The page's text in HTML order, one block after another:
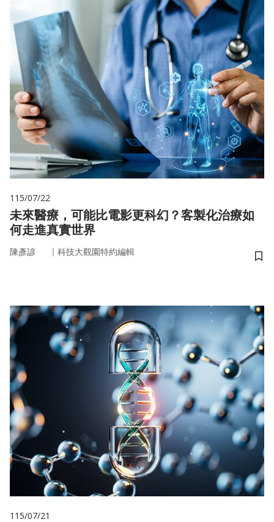
115/07/22
未來醫療，可能比電影更科幻？客製化治療如
何走進真實世界
陳彥諺 ｜ 科技大觀園特約編輯
儲
115/07/21